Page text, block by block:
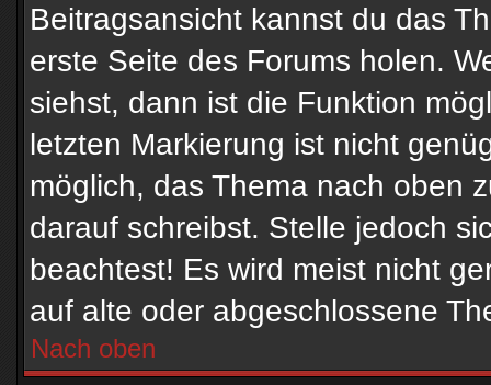
Beitragsansicht kannst du das
erste Seite des Forums holen.
siehst, dann ist die Funktion
letzten Markierung ist nicht
möglich, das Thema nach oben
darauf schreibst. Stelle jedoch
beachtest! Es wird meist nicht
auf alte oder abgeschlossene
Nach oben